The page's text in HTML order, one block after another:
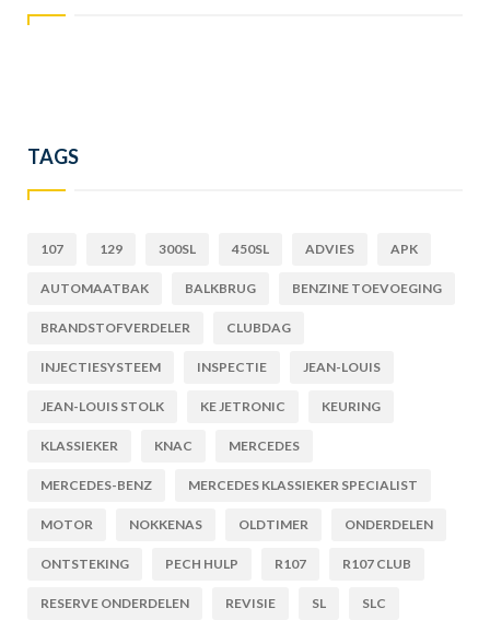
TAGS
107 129 300SL 450SL ADVIES APK
AUTOMAATBAK BALKBRUG BENZINE TOEVOEGING
BRANDSTOFVERDELER CLUBDAG
INJECTIESYSTEEM INSPECTIE JEAN-LOUIS
JEAN-LOUIS STOLK KE JETRONIC KEURING
KLASSIEKER KNAC MERCEDES
MERCEDES-BENZ MERCEDES KLASSIEKER SPECIALIST
MOTOR NOKKENAS OLDTIMER ONDERDELEN
ONTSTEKING PECH HULP R107 R107 CLUB
RESERVE ONDERDELEN REVISIE SL SLC